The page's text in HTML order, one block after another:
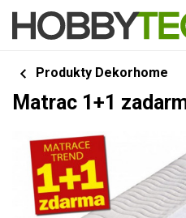
Produkty Dekorhome
Matrac 1+1